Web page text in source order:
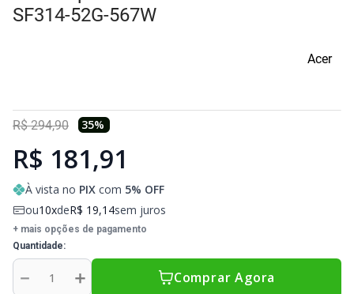
Sony Vaio
Sony Vaio
Caddy para SSD
SF314-52G-567W
Acer
R$ 294,90 35%
R$ 181,91
À vista no PIX com 5% OFF
ou10 deR$ 19,14sem juros
+ mais opções de pagamento
Quantidade
＋
－ Comprar Agora